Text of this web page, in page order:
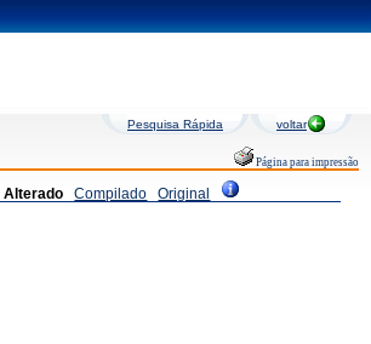
Pesquisa Rápida voltar
Página para impressão
Alterado Compilado Original